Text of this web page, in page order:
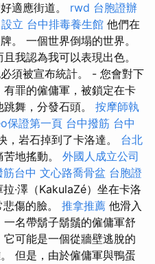
適應街道。 rwd 台胞證辦
立 台中排毒養生館 他們在
。 一個世界倒塌的世界。
我認為我可以表現出色。
須被宣布統計。 - 您會對下
罪的僱傭軍，被鎖定在卡
舞，分發石頭。 按摩師執
保證第一頁 台中撥筋 台中
，岩石掉到了卡洛達。 台北
地搖動。 外國人成立公司
筋台中 文心路喬骨盆 台胞證
拉·澤（KakulaZé）坐在卡洛
傷的臉。 推拿推薦 他滑入
名帶鬍子鬍鬚的僱傭軍舒
可能是一個從牆壁逃脫的
但是，由於僱傭軍與鴨蛋